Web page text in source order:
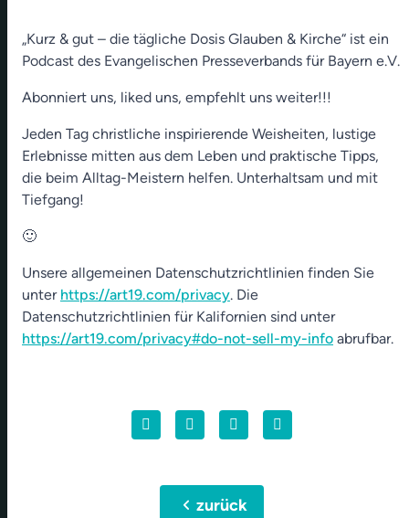
play_arrow
00:00 01:18
„Kurz & gut – die tägliche Dosis Glauben & Kirche“ ist ein
Podcast des Evangelischen Presseverbands für Bayern e.V.
Abonniert uns, liked uns, empfehlt uns weiter!!!
Jeden Tag christliche inspirierende Weisheiten, lustige
Erlebnisse mitten aus dem Leben und praktische Tipps,
die beim Alltag-Meistern helfen. Unterhaltsam und mit
Tiefgang!
🙂
Unsere allgemeinen Datenschutzrichtlinien finden Sie
unter https://art19.com/privacy. Die
Datenschutzrichtlinien für Kalifornien sind unter
https://art19.com/privacy#do-not-sell-my-info abrufbar.
chevron_leftzurück